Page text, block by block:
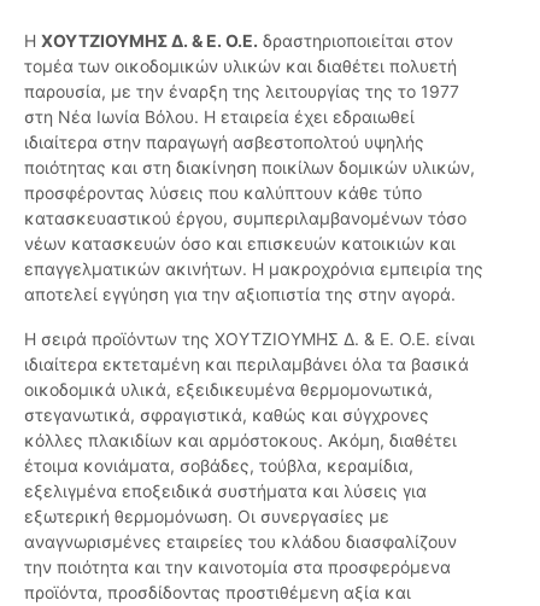
Η ΧΟΥΤΖΙΟΥΜΗΣ Δ. & Ε. Ο.Ε. δραστηριοποιείται στον
τομέα των οικοδομικών υλικών και διαθέτει πολυετή
παρουσία, με την έναρξη της λειτουργίας της το 1977
στη Νέα Ιωνία Βόλου. Η εταιρεία έχει εδραιωθεί
ιδιαίτερα στην παραγωγή ασβεστοπολτού υψηλής
ποιότητας και στη διακίνηση ποικίλων δομικών υλικών,
προσφέροντας λύσεις που καλύπτουν κάθε τύπο
κατασκευαστικού έργου, συμπεριλαμβανομένων τόσο
νέων κατασκευών όσο και επισκευών κατοικιών και
επαγγελματικών ακινήτων. Η μακροχρόνια εμπειρία της
αποτελεί εγγύηση για την αξιοπιστία της στην αγορά.
Η σειρά προϊόντων της ΧΟΥΤΖΙΟΥΜΗΣ Δ. & Ε. Ο.Ε. είναι
ιδιαίτερα εκτεταμένη και περιλαμβάνει όλα τα βασικά
οικοδομικά υλικά, εξειδικευμένα θερμομονωτικά,
στεγανωτικά, σφραγιστικά, καθώς και σύγχρονες
κόλλες πλακιδίων και αρμόστοκους. Ακόμη, διαθέτει
έτοιμα κονιάματα, σοβάδες, τούβλα, κεραμίδια,
εξελιγμένα εποξειδικά συστήματα και λύσεις για
εξωτερική θερμομόνωση. Οι συνεργασίες με
αναγνωρισμένες εταιρείες του κλάδου διασφαλίζουν
την ποιότητα και την καινοτομία στα προσφερόμενα
προϊόντα, προσδίδοντας προστιθέμενη αξία και